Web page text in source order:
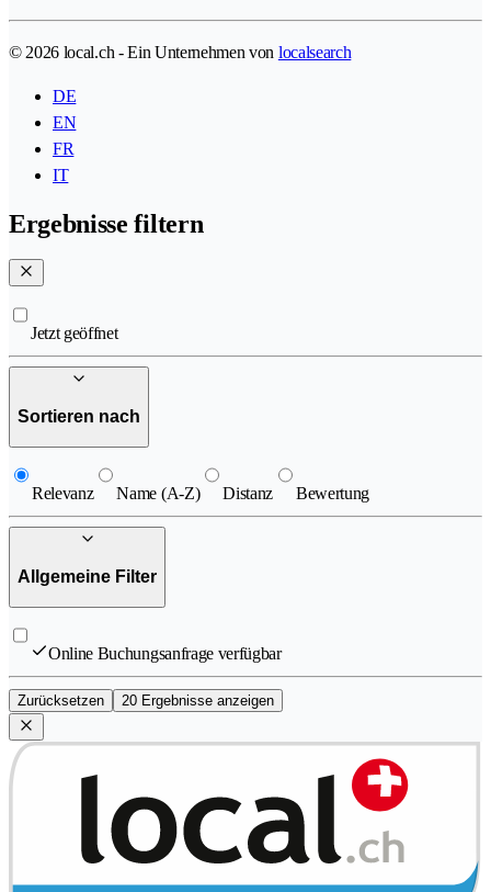
© 2026 local.ch - Ein Unternehmen von localsearch
DE
EN
FR
IT
Ergebnisse filtern
Jetzt geöffnet
Sortieren nach
Relevanz Name (A-Z) Distanz Bewertung
Allgemeine Filter
Online Buchungsanfrage verfügbar
Zurücksetzen 20 Ergebnisse anzeigen